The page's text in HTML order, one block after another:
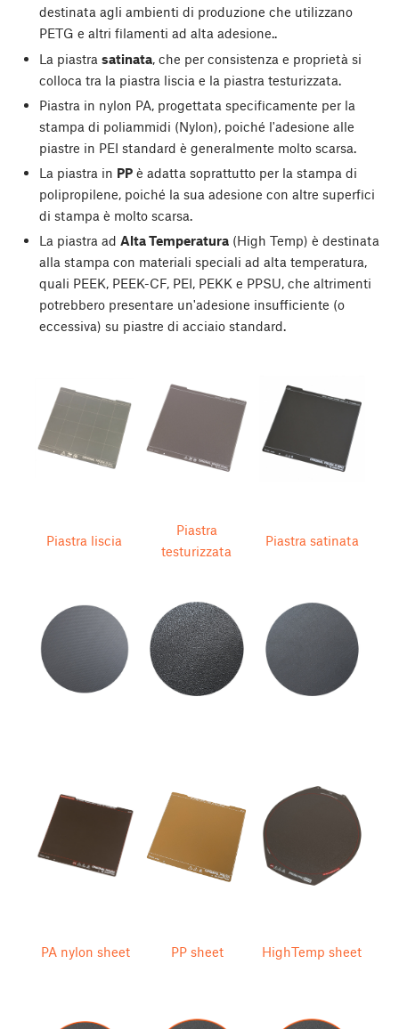
destinata agli ambienti di produzione che utilizzano
PETG e altri filamenti ad alta adesione..
La piastra satinata, che per consistenza e proprietà si
colloca tra la piastra liscia e la piastra testurizzata.
Piastra in nylon PA, progettata specificamente per la
stampa di poliammidi (Nylon), poiché l'adesione alle
piastre in PEI standard è generalmente molto scarsa.
La piastra in PPè adatta soprattutto per la stampa di
polipropilene, poiché la sua adesione con altre superfici
di stampa è molto scarsa.
La piastra ad Alta Temperatura(High Temp) è destinata
alla stampa con materiali speciali ad alta temperatura,
quali PEEK, PEEK-CF, PEI, PEKK e PPSU, che altrimenti
potrebbero presentare un'adesione insufficiente (o
eccessiva) su piastre di acciaio standard.
Piastra liscia
Piastra
testurizzata
Piastra satinata
PA nylon sheet PP sheet HighTemp sheet